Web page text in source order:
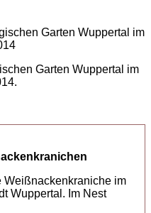
Garten Wuppertal im
Weißnackenkraniche im
Wuppertal. Im Nest